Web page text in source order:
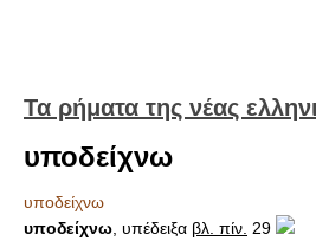
Τα ρήματα της νέας
υποδείχνω
υποδείχνω
υποδείχνω , υπέδειξα βλ. πίν. 29